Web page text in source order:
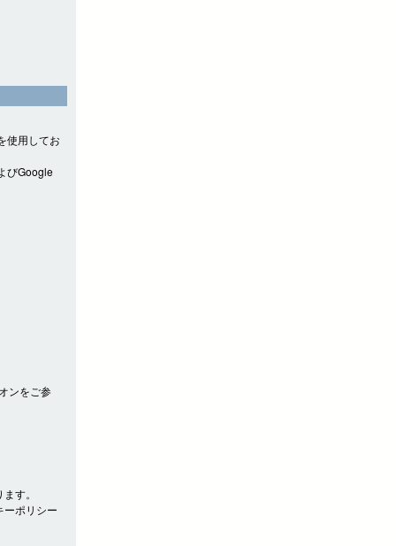
使用してお
びGoogle
ンをご参
す。
ーポリシー